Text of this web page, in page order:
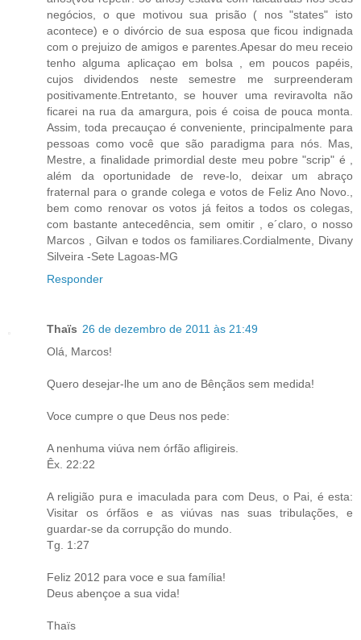
negócios, o que motivou sua prisão ( nos "states" isto
acontece) e o divórcio de sua esposa que ficou indignada
com o prejuizo de amigos e parentes.Apesar do meu receio
tenho alguma aplicaçao em bolsa , em poucos papéis,
cujos dividendos neste semestre me surpreenderam
positivamente.Entretanto, se houver uma reviravolta não
ficarei na rua da amargura, pois é coisa de pouca monta.
Assim, toda precauçao é conveniente, principalmente para
pessoas como você que são paradigma para nós. Mas,
Mestre, a finalidade primordial deste meu pobre "scrip" é ,
além da oportunidade de reve-lo, deixar um abraço
fraternal para o grande colega e votos de Feliz Ano Novo.,
bem como renovar os votos já feitos a todos os colegas,
com bastante antecedência, sem omitir , e´claro, o nosso
Marcos , Gilvan e todos os familiares.Cordialmente, Divany
Silveira -Sete Lagoas-MG
Responder
Thaïs 26 de dezembro de 2011 às 21:49
Olá, Marcos!
Quero desejar-lhe um ano de Bênçãos sem medida!
Voce cumpre o que Deus nos pede:
A nenhuma viúva nem órfão afligireis.
Êx. 22:22
A religião pura e imaculada para com Deus, o Pai, é esta:
Visitar os órfãos e as viúvas nas suas tribulações, e
guardar-se da corrupção do mundo.
Tg. 1:27
Feliz 2012 para voce e sua família!
Deus abençoe a sua vida!
Thaïs